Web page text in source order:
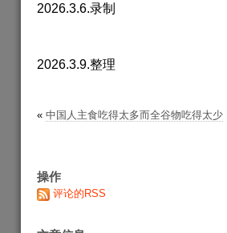
2026.3.6.录制
2026.3.9.整理
« 中国人主食吃得太多而全谷物吃得太少
操作
评论的RSS